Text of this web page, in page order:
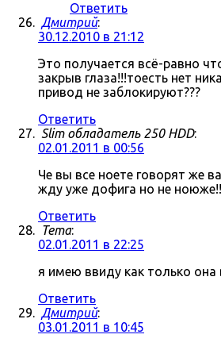
Ответить
Дмитрий:
30.12.2010 в 21:12
Это получается всё-равно
закрыв глаза!!!тоесть нет
привод не заблокируют???
Ответить
Slim обладатель 250 HDD:
02.01.2011 в 00:56
Че вы все ноете говорят же
жду уже дофига но не
Ответить
Tema:
02.01.2011 в 22:25
я имею ввиду как только
Ответить
Дмитрий:
03.01.2011 в 10:45